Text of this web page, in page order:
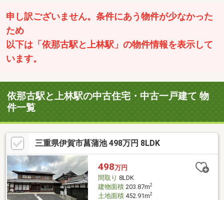
申し訳ございません。条件にあう物件が少なかった
ため
以下は「依那古駅と上林駅」の物件情報を表示して
います。
依那古駅と上林駅の中古住宅・中古一戸建て 物
件一覧
三重県伊賀市菖蒲池 498万円 8LDK
498万円
間取り 8LDK
建物面積203.87m2
土地面積452.91m2